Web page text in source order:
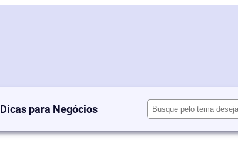
Dicas para Negócios Pesquisar